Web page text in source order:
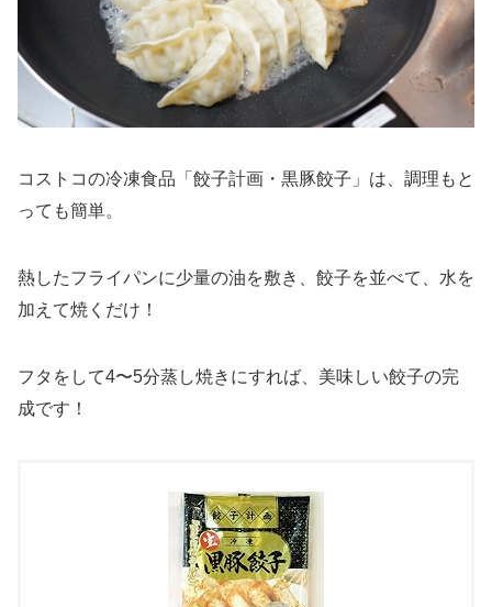
コストコの冷凍食品「餃子計画・黒豚餃子」は、調理もと
っても簡単。
熱したフライパンに少量の油を敷き、餃子を並べて、水を
加えて焼くだけ！
フタをして4〜5分蒸し焼きにすれば、美味しい餃子の完
成です！